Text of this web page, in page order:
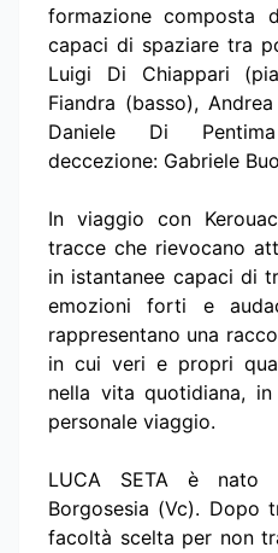
formazione composta
capaci di spaziare tra
Luigi Di Chiappari
Fiandra (basso),
Daniele Di
deccezione: Gabriele
In viaggio con
tracce che rievocano
in istantanee capaci di
emozioni forti e
rappresentano una
in cui veri e propri
nella vita quotidiana,
personale viaggio.
LUCA SETA è
Borgosesia (Vc). Dopo
facoltà scelta per non